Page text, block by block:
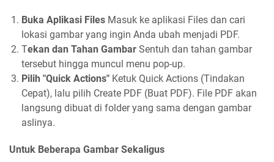
Buka Aplikasi Files Masuk ke aplikasi Files dan cari
lokasi gambar yang ingin Anda ubah menjadi PDF.
Tekan dan Tahan Gambar Sentuh dan tahan gambar
tersebut hingga muncul menu pop-up.
Pilih "Quick Actions" Ketuk Quick Actions (Tindakan
Cepat), lalu pilih Create PDF (Buat PDF). File PDF akan
langsung dibuat di folder yang sama dengan gambar
aslinya.
Untuk Beberapa Gambar Sekaligus